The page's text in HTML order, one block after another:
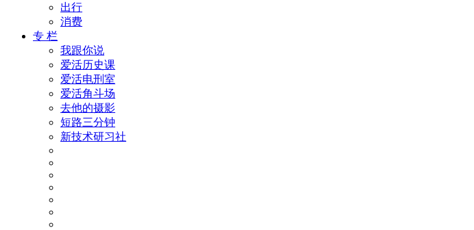
出行
消费
专 栏
我跟你说
爱活历史课
爱活电刑室
爱活角斗场
去他的摄影
短路三分钟
新技术研习社